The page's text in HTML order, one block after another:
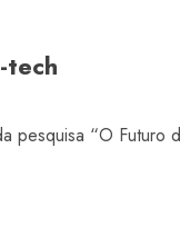
tech
pesquisa “O Futuro